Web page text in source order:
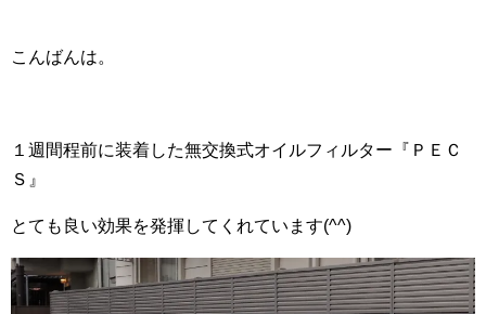
こんばんは。
１週間程前に装着した無交換式オイルフィルター『ＰＥＣ
Ｓ』
とても良い効果を発揮してくれています(^^)